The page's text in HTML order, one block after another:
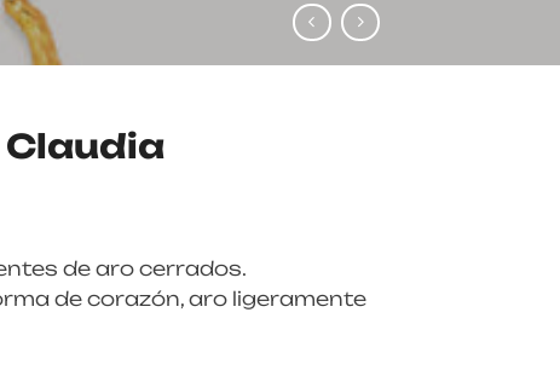
de aro cerrados.
de corazón, aro ligeramente